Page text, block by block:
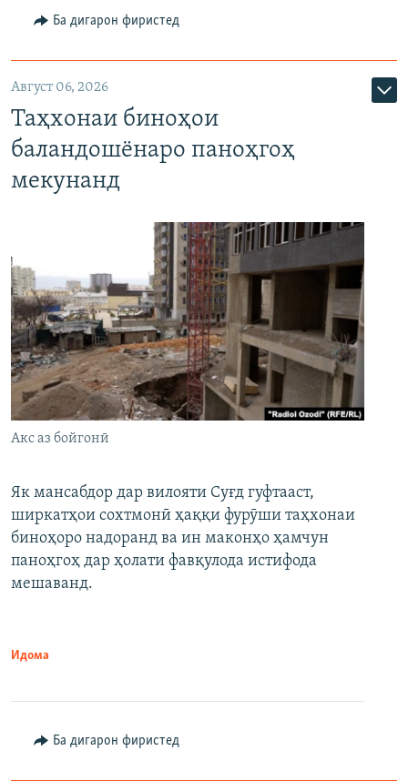
Ба дигарон фиристед
Август 06, 2026
Таҳхонаи биноҳои
баландошёнаро паноҳгоҳ
мекунанд
Акс аз бойгонӣ
Як мансабдор дар вилояти Суғд гуфтааст,
ширкатҳои сохтмонӣ ҳаққи фурӯши таҳхонаи
биноҳоро надоранд ва ин маконҳо ҳамчун
паноҳгоҳ дар ҳолати фавқулода истифода
мешаванд.
Идома
Ба дигарон фиристед